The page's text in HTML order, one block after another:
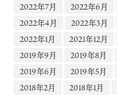
2022年7月
2022年6月
2022年4月
2022年3月
2022年1月
2021年12月
2019年9月
2019年8月
2019年6月
2019年5月
2018年2月
2018年1月